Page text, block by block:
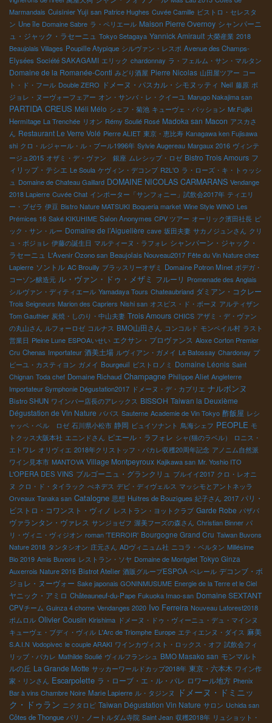
Marmandais Cuisinier Yuji san Patrice Hughes Cuvée Camille ビストロ・セレスタ
ン Une île Domaine Sabre ラ・ペリエール Maison Pierre Overnoy シャンパーニ
ュ・ジャック・ラセーニュ Tokyo Setagaya Yannick Amirault 大榮産業 2018
Beaujolais Villages Poupille Atypique シルヴァン・レスポ Avenue des Champs-
Elysées Société SAKAGAMI エリック chardonnay ラ・フェルム・サン・マルタン
Domaine de la Romanée-Conti みどり酒屋 Pierre Nicolas 山田屋ツアー コー
ト・ド・フール Double ZERO ドメーヌ・パスカル・シモヌッティ Neil 藤原 ボ
ジョレ・ヌーヴォーフェアー オン・サンバ・レ・クイーユ Marugo Nakajima san
PARTIDA CREUS Méli Mélo シェフ・菊池 キューヴェ・パッション Mr.Fujiki
Hermitage La Trenchée リオン Rémy Soulié Rosé Madoka san Macon アスカさ
ん Restaurant Le Verre Volé Pierre ALIET 東京・恵比寿 Kanagawa ken Fujisawa
shi クロ・ルジャール・ル・ブール1996年 Sylvie Augereau Margaux 2016 ヴィンテ
ージュ2015 オザミ・デ・ヴァン 銀座 ムレシップ・ロゼ Bistro Trois Amours フ
ィリップ・テシエ Le Soula ケヴィン・デコンブ R2L'O ラ・ローズ・キ・トゥッシ
ュ Domaine de Chateau Gaillard DOMAINE NICOLAS CARMARANS Vendange
2018 Lapierre Cuvée Chat インポーター「サンフォニー」試飲会2017年 ティエリ
ー・プゼラ 伊豆 Bistro Nature MATSUKI Boqueria market Wine Style WINO Les
Prémices 16 Saké KIKUHIME Salon Anonymes CPV ツアー オーリック濱田社長 ピ
ック・サン・ルー Domaine de l’Aiguelière cave 坂田夫妻 サカノジュンさん クリ
ュ・ボジョレ 伊藤の誕生日 マルティーヌ・ラフォレ シャンパーン・ジャック・
ラセーニュ L'Avenir Ozono san Beaujolais Nouveau2017 Fête du Vin Nature chez
Lapierre ソントル AC Brouilly ブラッスリーオザミ Domaine Potron Minet ボデガ・
コーゾン醸造元 ル・ヴァン・ドゥ・メザミ フルーリ Promenade des Anglais
シルヴァン・ディティエール Yamadaya Tours Chateaubriand ダミアン・コクレー
Trois Seigneurs Marion des Capriers Nishi san オスピス・ド・ボーヌ アルティザン
Tom Gauthier 炭焼・しのり・中山夫妻 Trois Amours CHICS アザミ・デ・ヴァン
の丸山さん ルフォーロゼ コルナス BMO山田さん コンコルド モンペイル村 ラスト
営業日 Pleine Lune ESPOAいせい エクサン・プロヴァンス Aloxe Corton Premier
Cru Chenas Importateur 酒美土場 ルヴィアン・ガメイ Le Batossay Chardonay プ
ピーユ・カスティヨン ガメイ Bourgeuil ビストロノミ Domaine Léonis Saint
Chignan Toda chef Domaine Richaud Champagne Philippe Aliet Angleterre
Importateur Symphonie Dégustation2017 ドメーヌ・デ・カプリエ ナルボンヌ
Bistro SHUN ワインバー店長のアレックス BISSOH Taiwan la Deuxième
Dégustation de Vin Nature ババス Sauterne Academie de Vin Tokyo 酢飯屋 レシ
ャッペ・ベル ロゼ 石川県小松市 静岡 ビュイソナント 鳥海シェフ PEOPLE モ
トクッス大阪本社 エニンドさん ピエール・ラフォレ シャ(猫のラベル）
ロニス・
エトワレ オリヴィエ 2018年クリストッフ・パカレ収穫20周年記念 アノニム自然派
ワイン見本市 MANTOVA Village Montpeyroux Kajikawa san Mr. Yoshio ITO
L'OPERA DES VINS ブルゴーニュ・グランクリュ ブルイイ2017 クロ・レオニ
ヌ クロ・ド・タイラック ぺネデス デビ・ディヴェルス マッシモとアントネッラ
Orveaux Tanaka san Catalogne 思想 Huitres de Bouzigues 紀子さん 2017 パリ・
ビストロ・コワンスト・ヴィノ レストラン・ヨットクラブ Garde Robe パザパ
ヴァランタン・ヴァレス サンジョゼフ 渥美フーズの森さん Christian Binner パ
リ・ヴィニ・ヴィジオン roman 'TERROIR' Bourgogne Grand Cru Taiwan Buvons
Nature 2018 タンタシオン 庄元さん ADヴィニュム社 ニコラ・ベルタン Millésime
Bio 2019 Amis Buvons レストラン・ソヤ Domaine de Montgilet Tokyo Ginza
Auxerrois Nature 2016 Bistrot Atelier 酒販グループESPOA ベレール デコンブ・ボ
ジョレ・ヌーヴォー Sake japonais GONINMUSUME Energie de la Terre et le Ciel
ヤニック・アミロ Châteauneuf-du-Pape Fukuoka Imao-san Domaine SEXTANT
CPVチーム Guinza 4 chome Vendanges 2020 Ivo Ferreira Nouveau Laforest2018
ポムロル Olivier Cousin Kirishima ドメーヌ・ドゥ・ヴィーニュ・デュ・マインヌ
キューヴェ・ブディ・ヴィル L'Arc de Triomphe Europe エティエンヌ・ダイス 麻美
S.A.I.N Vodopivec le couple ARAKI ワインカヴィスト・ロックス・オフ 試飲会フィ
リップ・パカレ Mathilde Soulié ヴィルフランシュ BMO Masako san モンマルト
ルの丘 La Grande Motte サッカーワールドカップ2018年 東京・六本木 ワイン作
家・リンさん Escarpolette ラ・ローブ・エ・ル・パレ ロワール地方 Phenix
Bar à vins Chambre Noire Marie Lapierre ル・タジンヌ
ドメーヌ・ドミニッ
ク・ドゥラン ニクタロピ Taiwan Dégustation Vin Nature サロン Uchida san
Côtes de Thongue パリ・ノートルダム寺院 Saint Jean 収穫2018年 リュショット・